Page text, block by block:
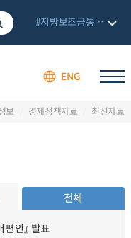
ENG
#지방보조금통합관리망
보 경제정책자료 최신자료
전체
안』 발표